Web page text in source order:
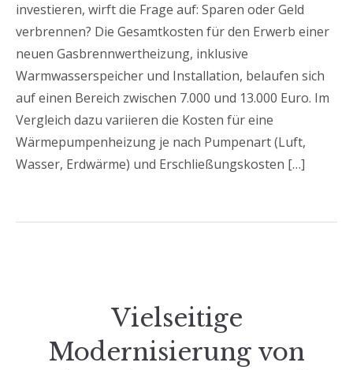
investieren, wirft die Frage auf: Sparen oder Geld
verbrennen? Die Gesamtkosten für den Erwerb einer
neuen Gasbrennwertheizung, inklusive
Warmwasserspeicher und Installation, belaufen sich
auf einen Bereich zwischen 7.000 und 13.000 Euro. Im
Vergleich dazu variieren die Kosten für eine
Wärmepumpenheizung je nach Pumpenart (Luft,
Wasser, Erdwärme) und Erschließungskosten […]
Vielseitige
Modernisierung von